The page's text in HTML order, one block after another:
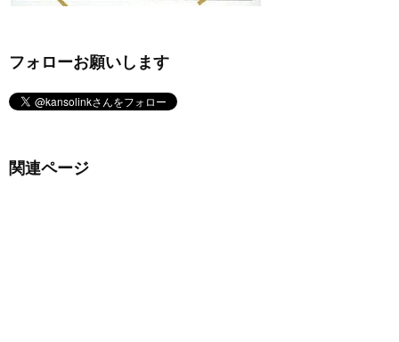
フォローお願いします
関連ページ